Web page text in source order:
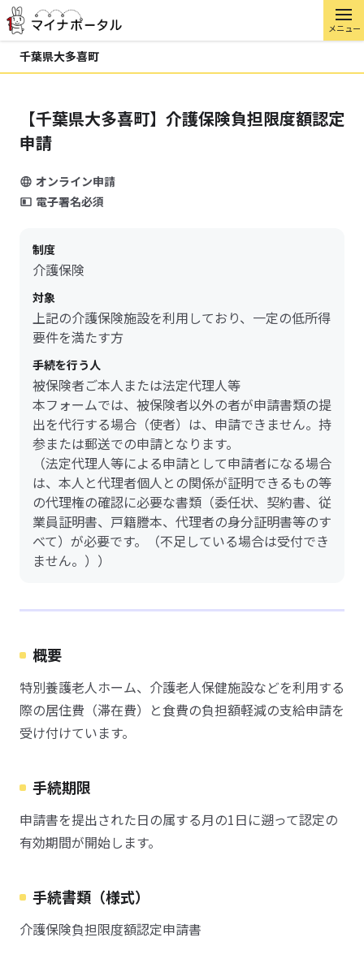
メニュー
千葉県大多喜町
【千葉県大多喜町】介護保険負担限度額認定
申請
オンライン申請
電子署名必須
制度
介護保険
対象
上記の介護保険施設を利用しており、一定の低所得
要件を満たす方
手続を行う人
被保険者ご本人または法定代理人等
本フォームでは、被保険者以外の者が申請書類の提
出を代行する場合（使者）は、申請できません。持
参または郵送での申請となります。
（法定代理人等による申請として申請者になる場合
は、本人と代理者個人との関係が証明できるもの等
の代理権の確認に必要な書類（委任状、契約書、従
業員証明書、戸籍謄本、代理者の身分証明書等のす
べて）が必要です。（不足している場合は受付でき
ません。））
概要
特別養護老人ホーム、介護老人保健施設などを利用する
際の居住費（滞在費）と食費の負担額軽減の支給申請を
受け付けています。
手続期限
申請書を提出された日の属する月の1日に遡って認定の
有効期間が開始します。
手続書類（様式）
介護保険負担限度額認定申請書